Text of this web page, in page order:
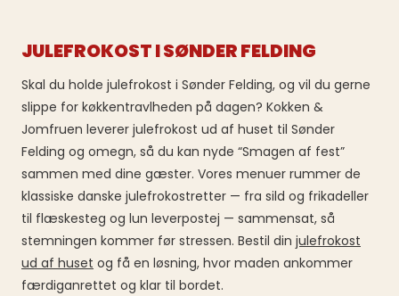
JULEFROKOST I SØNDER FELDING
Skal du holde julefrokost i Sønder Felding, og vil du gerne
slippe for køkkentravlheden på dagen? Kokken &
Jomfruen leverer julefrokost ud af huset til Sønder
Felding og omegn, så du kan nyde “Smagen af fest”
sammen med dine gæster. Vores menuer rummer de
klassiske danske julefrokostretter — fra sild og frikadeller
til flæskesteg og lun leverpostej — sammensat, så
stemningen kommer før stressen. Bestil din julefrokost
ud af huset og få en løsning, hvor maden ankommer
færdiganrettet og klar til bordet.